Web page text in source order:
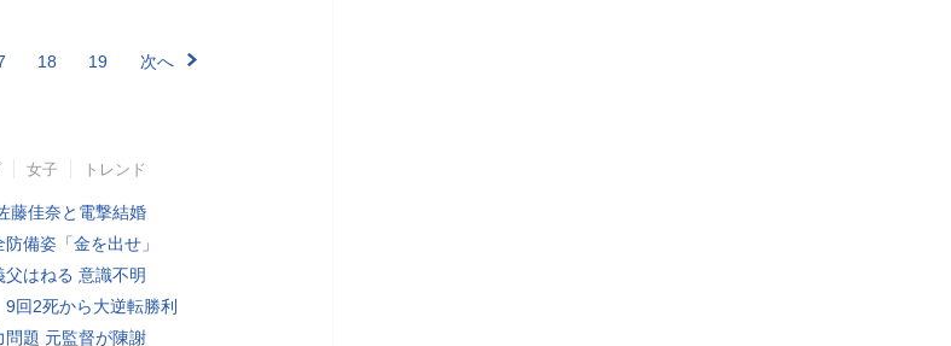
18 19 次へ
女子 トレンド
藤佳奈と電撃結婚
備姿「金を出せ」
父はねる 意識不明
回2死から大逆転勝利
問題 元監督が陳謝